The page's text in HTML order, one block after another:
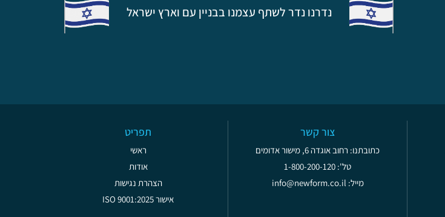
נדרנו נדר לשתף עצמנו בבניין עם וארץ ישראל
צור קשר
כתובתנו: רחוב אוגדה 6, מישור אדומים
טל': 1-800-200-120
מייל: info@newform.co.il
תפריט
ראשי
אודות
הצהרת נגישות
אישור ISO 9001:2025